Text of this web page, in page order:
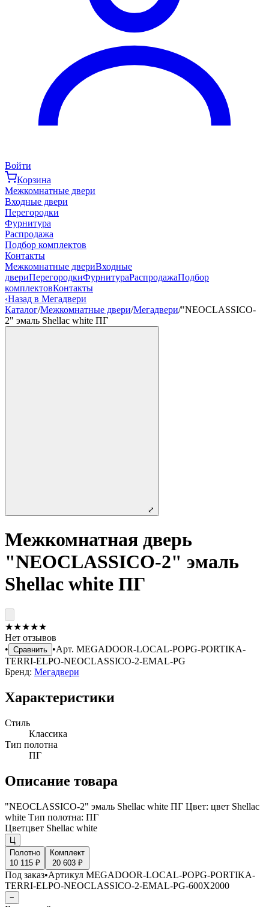
Войти
Корзина
Межкомнатные двери
Входные двери
Перегородки
Фурнитура
Распродажа
Подбор комплектов
Контакты
Межкомнатные двериВходные
двериПерегородкиФурнитураРаспродажаПодбор
комплектовКонтакты
‹Назад в Мегадвери
Каталог/Межкомнатные двери/Мегадвери/"NEOCLASSICO-
2" эмаль Shellac white ПГ
⤢
Межкомнатная дверь
"NEOCLASSICO-2" эмаль
Shellac white ПГ
★★★★★
Нет отзывов
• Сравнить •Арт. MEGADOOR-LOCAL-POPG-PORTIKA-
TERRI-ELPO-NEOCLASSICO-2-EMAL-PG
Бренд: Мегадвери
Характеристики
Стиль
Классика
Тип полотна
ПГ
Описание товара
"NEOCLASSICO-2" эмаль Shellac white ПГ Цвет: цвет Shellac
white Тип полотна: ПГ
Цветцвет Shellac white
Ц
Полотно
10 115 ₽
Комплект
20 603 ₽
Под заказ•Артикул MEGADOOR-LOCAL-POPG-PORTIKA-
TERRI-ELPO-NEOCLASSICO-2-EMAL-PG-600X2000
−